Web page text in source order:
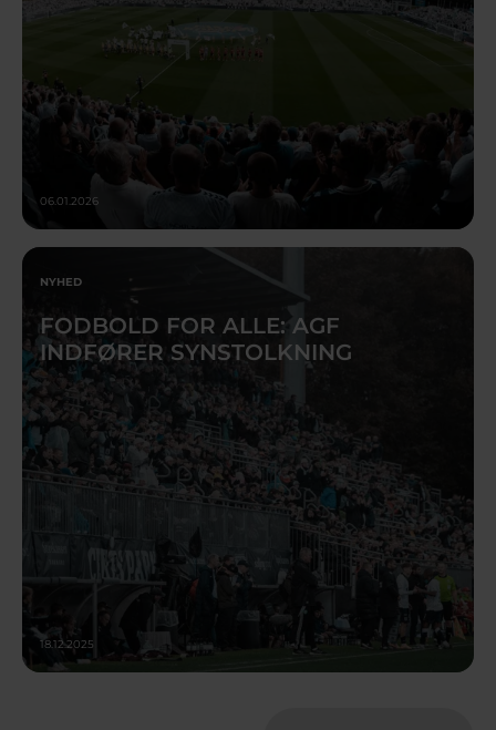
06.01.2026
NYHED
FODBOLD FOR ALLE: AGF
INDFØRER SYNSTOLKNING
18.12.2025